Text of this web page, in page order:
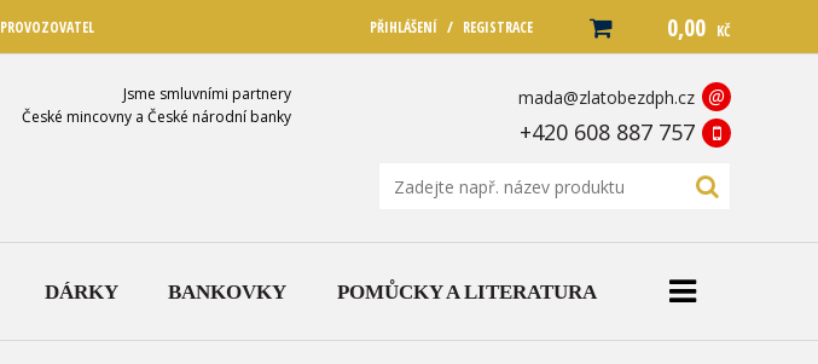
PROVOZOVATEL PŘIHLÁŠENÍ / REGISTRACE 0,00 KČ
Jsme smluvními partnery
České mincovny a České národní banky
mada@zlatobezdph.cz @
+420 608 887 757
DÁRKY BANKOVKY POMŮCKY A LITERATURA